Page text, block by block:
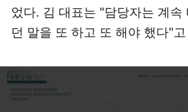
었다. 김 대표는 "담당자는 계속
던 말을 또 하고 또 해야 했다"